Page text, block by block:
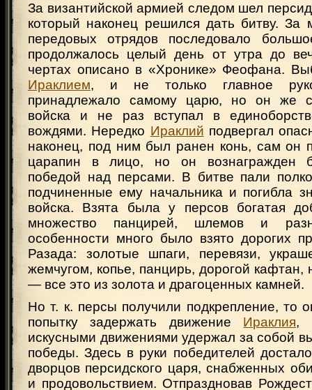
За византийской армией следом шел
который наконец решился дать битву. За
передовых отрядов последовало
продолжалось целый день от утра до
чертах описано в «Хронике» Феофана.
Ираклием, и не только главное
принадлежало самому царю, но он же
войска и не раз вступал в
вождями. Нередко Ираклий подвергал
наконец, под ним был ранен конь, сам он
царапин в лицо, но он вознагражден
победой над персами. В битве пали
подчиненные ему начальника и погибла
войска. Взята была у персов богатая
множество панцирей, шлемов и
особенности много было взято дорогих
Разада: золотые шпаги, перевязи,
жемчугом, копье, панцирь, дорогой кафтан,
— все это из золота и драгоценных камней.
Но т. к. персы получили подкрепление, то
попытку задержать движение Ираклия,
искусными движениями удержал за собой
победы. Здесь в руки победителей
дворцов персидского царя, снабженных
и продовольствием. Отпраздновав